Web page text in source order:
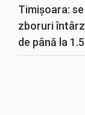
Timișoara:
zboruri
de până la